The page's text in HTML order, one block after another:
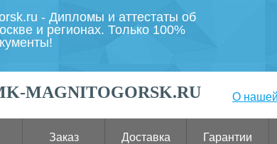
- Дипломы и аттестаты об
и регионах. Только 100%
MAGNITOGORSK.RU О
Заказ Доставка Гарантии